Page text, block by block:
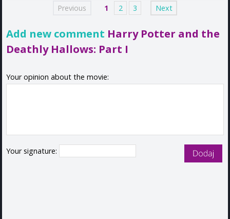
Previous 1 2 3 Next
Add new comment Harry Potter and the
Deathly Hallows: Part I
Your opinion about the movie:
Your signature: